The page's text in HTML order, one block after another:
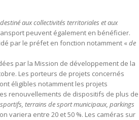
aux collectivités territoriales et aux
peuvent également en bénéficier.
par le préfet en fonction notamment « de
par la Mission de développement de la
Les porteurs de projets concernés
éligibles notamment les projets
renouvellements de dispositifs de plus de
terrains de sport municipaux, parkings
variera entre 20 et 50 %. Les caméras sur